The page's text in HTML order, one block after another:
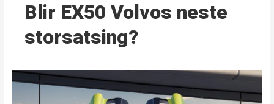
Blir EX50 Volvos neste
storsatsing?